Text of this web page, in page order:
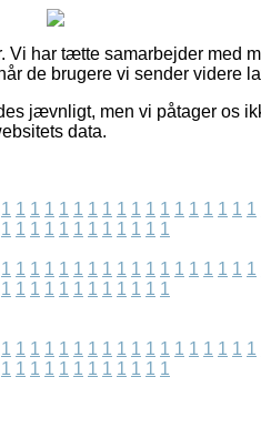
har tætte samarbejder med
de brugere vi sender videre
jævnligt, men vi påtager os
data.
1 1 1 1 1 1 1 1 1 1 1 1 1 1 1 1 1 1
1 1 1 1 1 1 1 1 1 1 1 1
1 1 1 1 1 1 1 1 1 1 1 1 1 1 1 1 1 1
1 1 1 1 1 1 1 1 1 1 1 1
1 1 1 1 1 1 1 1 1 1 1 1 1 1 1 1 1 1
1 1 1 1 1 1 1 1 1 1 1 1